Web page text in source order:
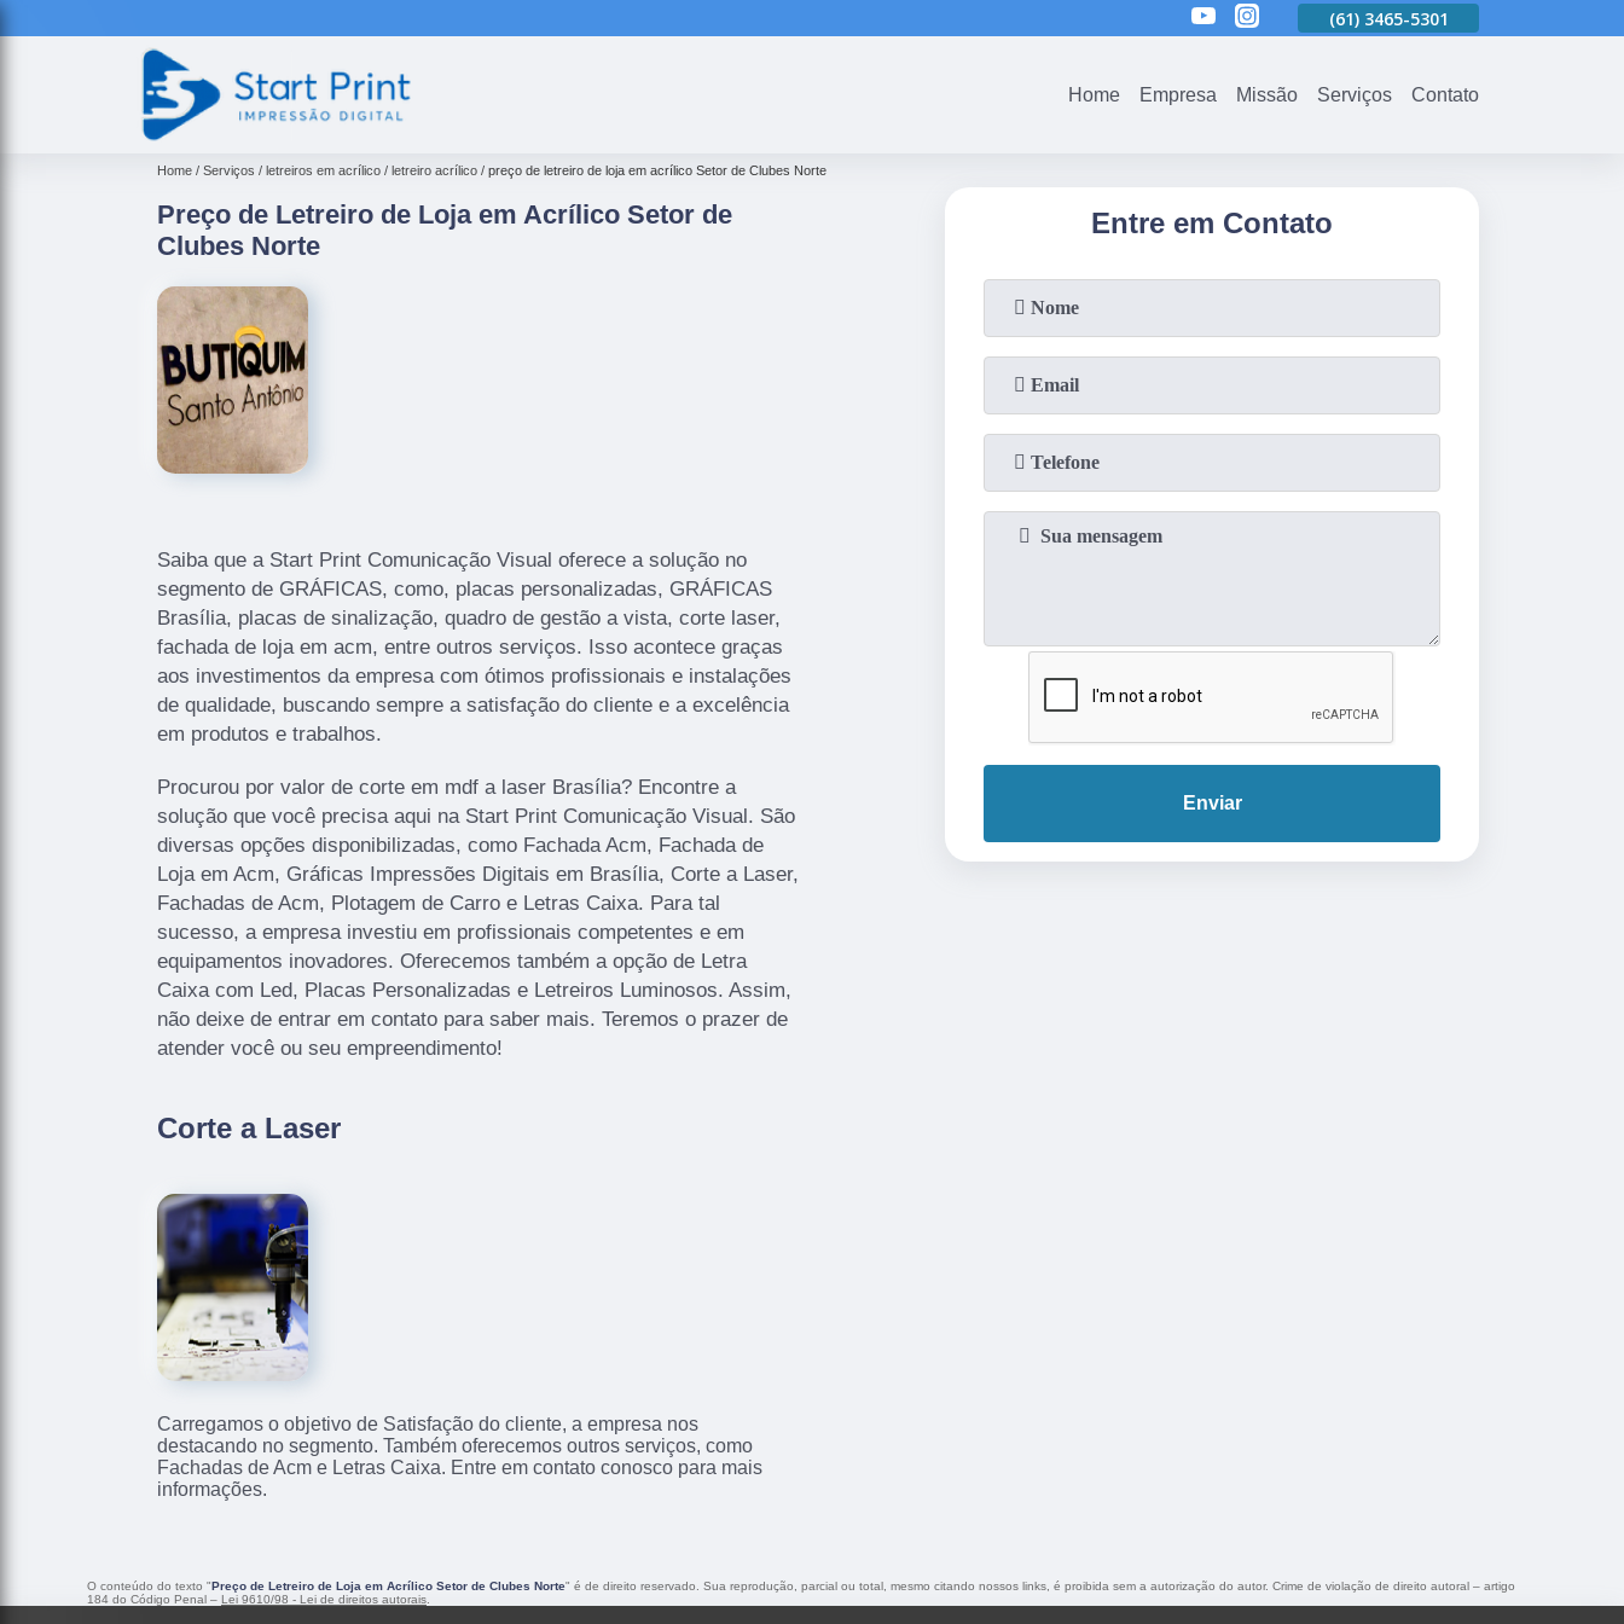
3465-5301 (61)3465-5301
Home Empresa Missão Serviços Contato
Home Serviços letreiros em acrílico letreiro acrílico preço de letreiro de loja em acrílico Setor de Clubes Norte
Preço de Letreiro de Loja em Acrílico Setor de
Clubes Norte
Saiba que a Start Print Comunicação Visual oferece a solução no
segmento de GRÁFICAS, como, placas personalizadas, GRÁFICAS
Brasília, placas de sinalização, quadro de gestão a vista, corte laser,
fachada de loja em acm, entre outros serviços. Isso acontece graças
aos investimentos da empresa com ótimos profissionais e instalações
de qualidade, buscando sempre a satisfação do cliente e a excelência
em produtos e trabalhos.
Procurou por valor de corte em mdf a laser Brasília? Encontre a
solução que você precisa aqui na Start Print Comunicação Visual. São
diversas opções disponibilizadas, como Fachada Acm, Fachada de
Loja em Acm, Gráficas Impressões Digitais em Brasília, Corte a Laser,
Fachadas de Acm, Plotagem de Carro e Letras Caixa. Para tal
sucesso, a empresa investiu em profissionais competentes e em
equipamentos inovadores. Oferecemos também a opção de Letra
Caixa com Led, Placas Personalizadas e Letreiros Luminosos. Assim,
não deixe de entrar em contato para saber mais. Teremos o prazer de
atender você ou seu empreendimento!
Corte a Laser
Carregamos o objetivo de Satisfação do cliente, a empresa nos
destacando no segmento. Também oferecemos outros serviços, como
Fachadas de Acm e Letras Caixa. Entre em contato conosco para mais
informações.
Entre em Contato
Enviar
O conteúdo do texto "Preço de Letreiro de Loja em Acrílico Setor de Clubes Norte" é de direito reservado. Sua reprodução, parcial ou total, mesmo citando nossos links, é proibida sem a autorização do autor. Crime de violação de direito autoral – artigo
184 do Código Penal – Lei 9610/98 - Lei de direitos autorais